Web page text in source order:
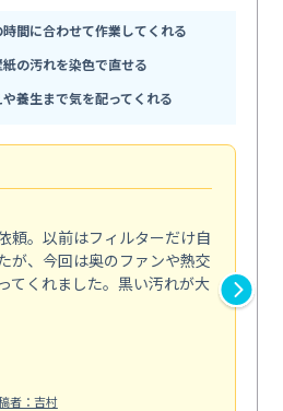
間に合わせて作業してくれる
の汚れを染色で直せる
養生まで気を配ってくれる
頼。以前はフィルターだけ自
が、今回は奥のファンや熱交
てくれました。黒い汚れが大
者：吉村